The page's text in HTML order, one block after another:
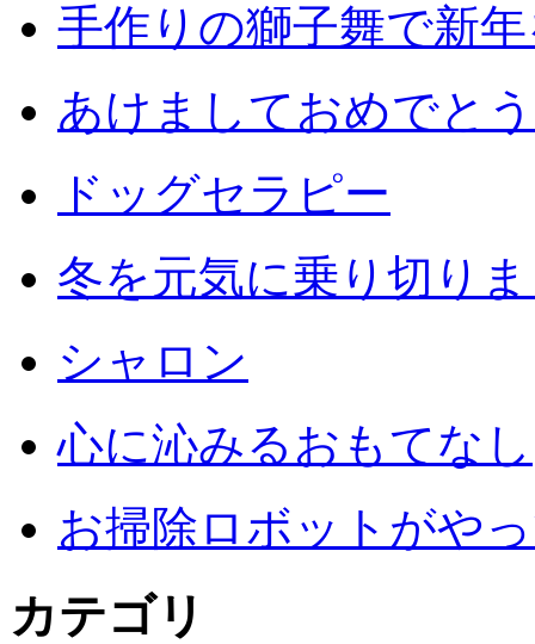
手作りの獅子舞で新
あけましておめでと
ドッグセラピー
冬を元気に乗り切り
シャロン
心に沁みるおもてなし
お掃除ロボットがや
カテゴリ